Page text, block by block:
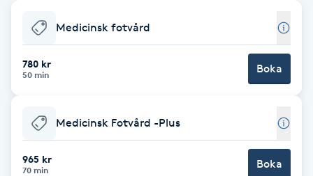
Babylights
Balayage
Barber
Medicinsk fotvård
780 kr
50 min Boka
Medicinsk Fotvård -Plus
965 kr
70 min Boka